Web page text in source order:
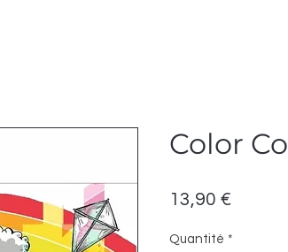
Color
13,90 €
Quantité *